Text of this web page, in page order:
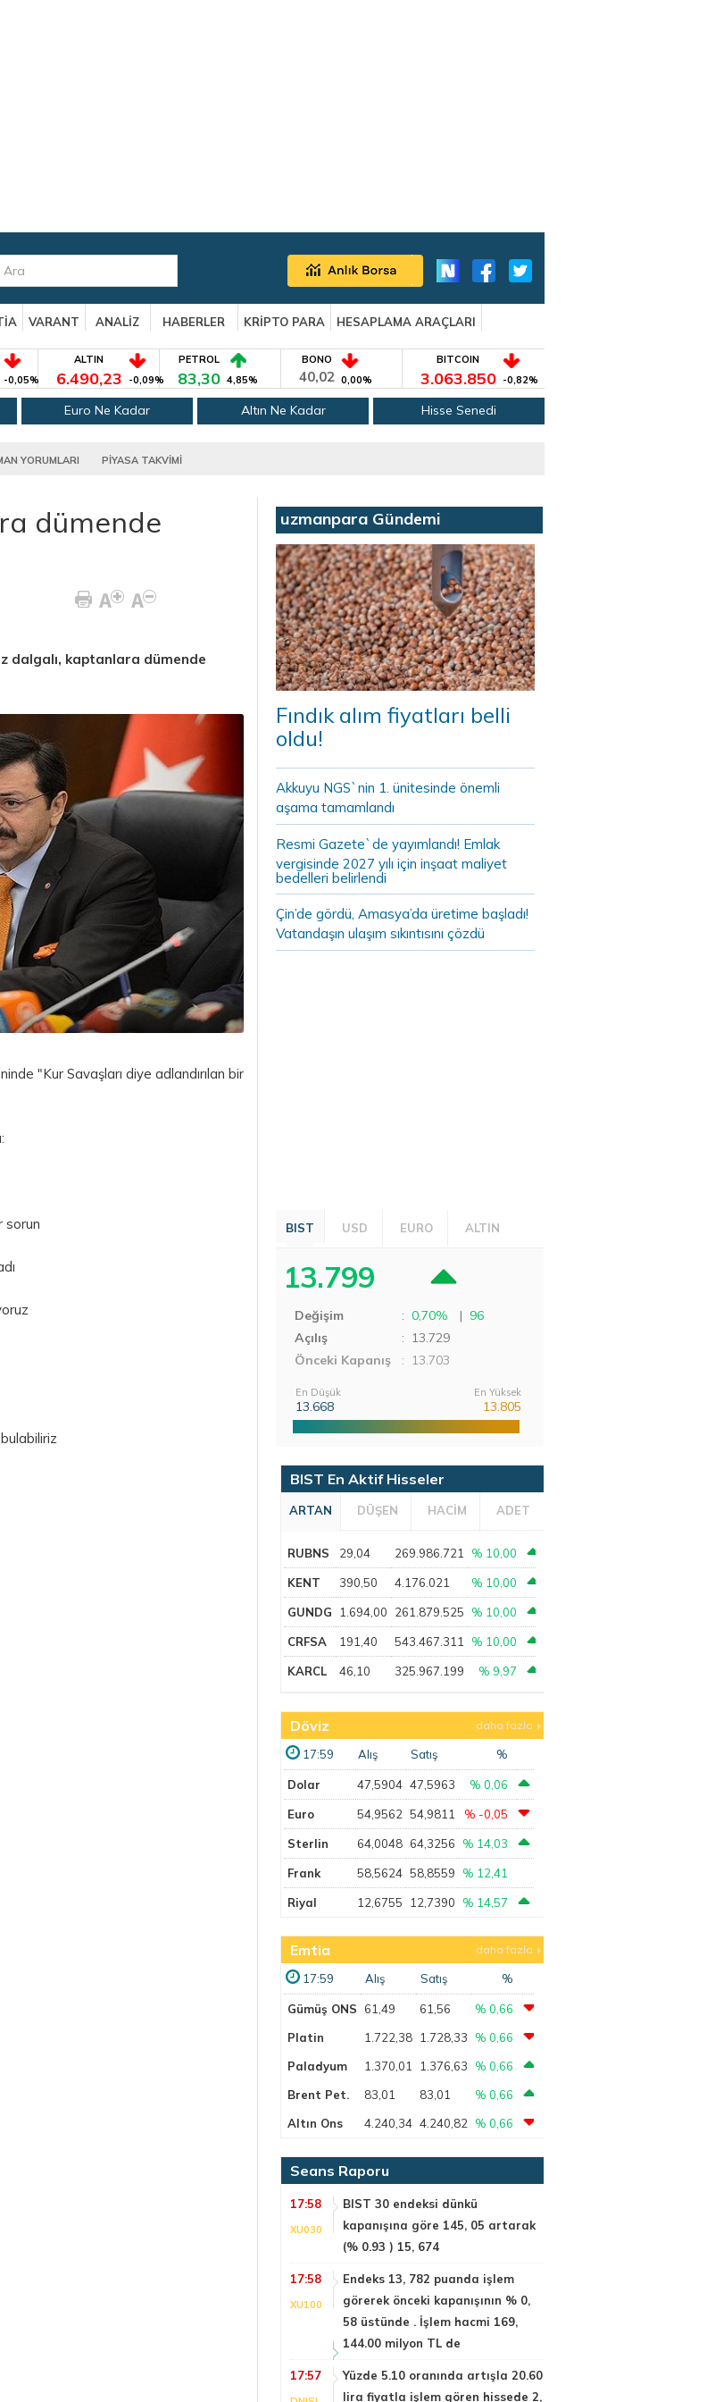
VARANT ANALİZ HABERLER KRİPTO PARA
HESAPLAMA ARAÇLARI
-0,05%
ALTIN
6.490,23 -0,09%
PETROL
83,30 4,85%
BONO
40,02 0,00%
BITCOIN
3.063.850 -0,82%
Euro Ne Kadar Altın Ne Kadar Hisse Senedi
YORUMLARI PİYASA TAKVİMİ
dümende
dalgalı, kaptanlara dümende
"Kur Savaşları diye adlandırılan bir
sorun
uzmanpara Gündemi
Fındık alım fiyatları belli
oldu!
Akkuyu NGS`nin 1. ünitesinde önemli
aşama tamamlandı
Resmi Gazete`de yayımlandı! Emlak
vergisinde 2027 yılı için inşaat maliyet
bedelleri belirlendi
Çin’de gördü, Amasya’da üretime başladı!
Vatandaşın ulaşım sıkıntısını çözdü
BIST USD EURO ALTIN
13.799
Değişim : 0,70% | 96
Açılış
: 13.729
Önceki Kapanış
: 13.703
En Düşük
13.668
En Yüksek
13.805
BIST En Aktif Hisseler
ARTAN DÜŞEN HACİM ADET
RUBNS 29,04 269.986.721 % 10,00
KENT 390,50 4.176.021 % 10,00
GUNDG 1.694,00 261.879.525 % 10,00
CRFSA 191,40 543.467.311 % 10,00
KARCL 46,10 325.967.199 % 9,97
Döviz daha fazla
17:59 Alış Satış %
Dolar 47,5904 47,5963 % 0,06
Euro 54,9562 54,9811 % -0,05
Sterlin 64,0048 64,3256 % 14,03
Frank 58,5624 58,8559 % 12,41
Riyal 12,6755 12,7390 % 14,57
Emtia daha fazla
17:59 Alış Satış %
Gümüş ONS 61,49 61,56
% 0,66
Platin
1.722,38 1.728,33
% 0,66
Paladyum
1.370,01 1.376,63
% 0,66
Brent Pet.
83,01 83,01
% 0,66
Altın Ons
4.240,34 4.240,82 % 0,66
Seans Raporu
17:58
XU030
BIST 30 endeksi dünkü
kapanışına göre 145, 05 artarak
(% 0.93 ) 15, 674
17:58
XU100
Endeks 13, 782 puanda işlem
görerek önceki kapanışının % 0,
58 üstünde . İşlem hacmi 169,
144.00 milyon TL de
17:57
Yüzde 5.10 oranında artışla 20.60
lira fiyatla işlem gören hissede 2,